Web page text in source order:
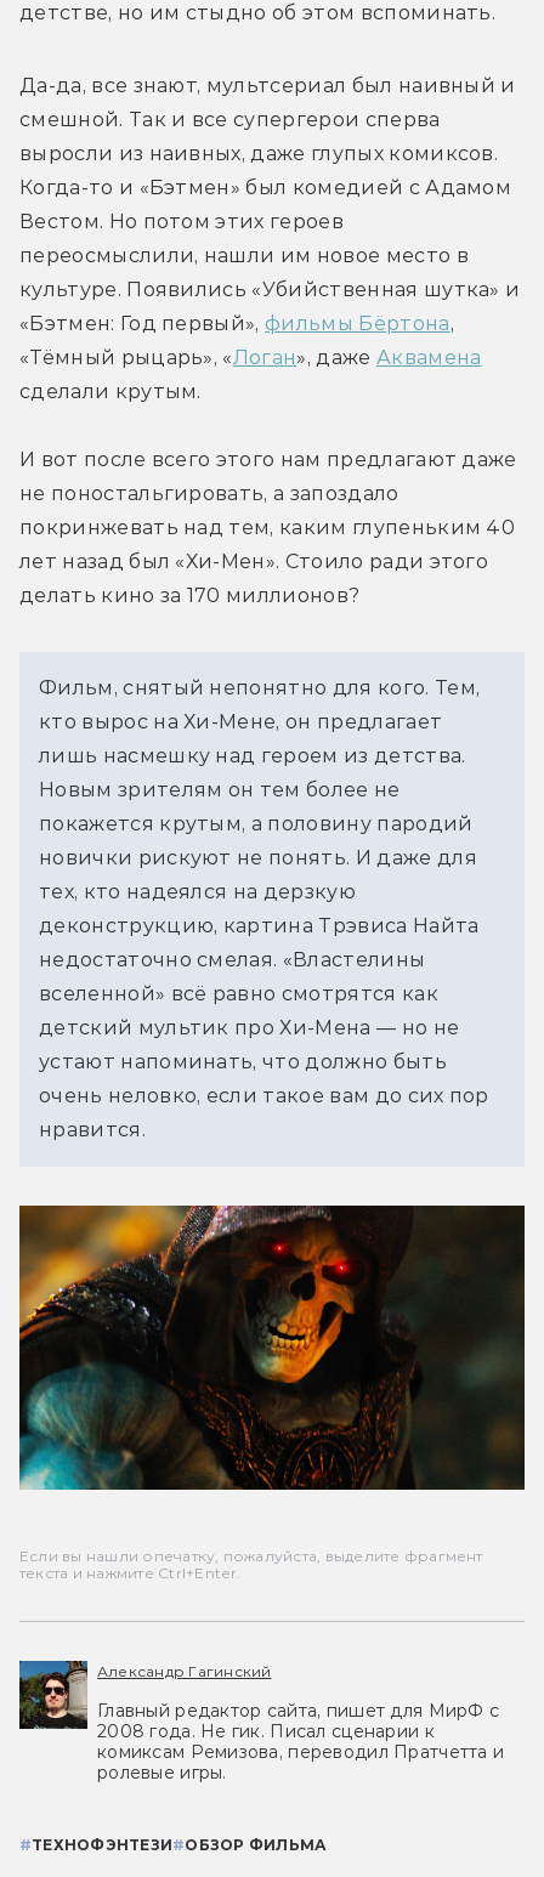
детстве, но им стыдно об этом вспоминать.
Да-да, все знают, мультсериал был наивный и
смешной. Так и все супергерои сперва
выросли из наивных, даже глупых комиксов.
Когда-то и «Бэтмен» был комедией с Адамом
Вестом. Но потом этих героев
переосмыслили, нашли им новое место в
культуре. Появились «Убийственная шутка» и
«Бэтмен: Год первый», фильмы Бёртона,
«Тёмный рыцарь», «Логан», даже Аквамена
сделали крутым.
И вот после всего этого нам предлагают даже
не поностальгировать, а запоздало
покринжевать над тем, каким глупеньким 40
лет назад был «Хи-Мен». Стоило ради этого
делать кино за 170 миллионов?
Фильм, снятый непонятно для кого. Тем,
кто вырос на Хи-Мене, он предлагает
лишь насмешку над героем из детства.
Новым зрителям он тем более не
покажется крутым, а половину пародий
новички рискуют не понять. И даже для
тех, кто надеялся на дерзкую
деконструкцию, картина Трэвиса Найта
недостаточно смелая. «Властелины
вселенной» всё равно смотрятся как
детский мультик про Хи-Мена — но не
устают напоминать, что должно быть
очень неловко, если такое вам до сих пор
нравится.
Если вы нашли опечатку, пожалуйста, выделите фрагмент
текста и нажмите Ctrl+Enter.
Александр Гагинский
Главный редактор сайта, пишет для МирФ с
2008 года. Не гик. Писал сценарии к
комиксам Ремизова, переводил Пратчетта и
ролевые игры.
#ТЕХНОФЭНТЕЗИ#ОБЗОР ФИЛЬМА